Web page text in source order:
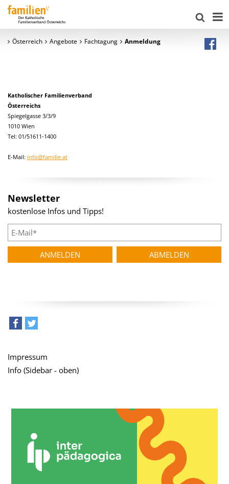
Österreich Angebote Fachtagung Anmeldung
Katholischer Familienverband
Österreichs
Spiegelgasse 3/3/9
1010 Wien
Tel: 01/51611-1400
E-Mail: info@familie.at
Newsletter
kostenlose Infos und Tipps!
Impressum
Info (Sidebar - oben)